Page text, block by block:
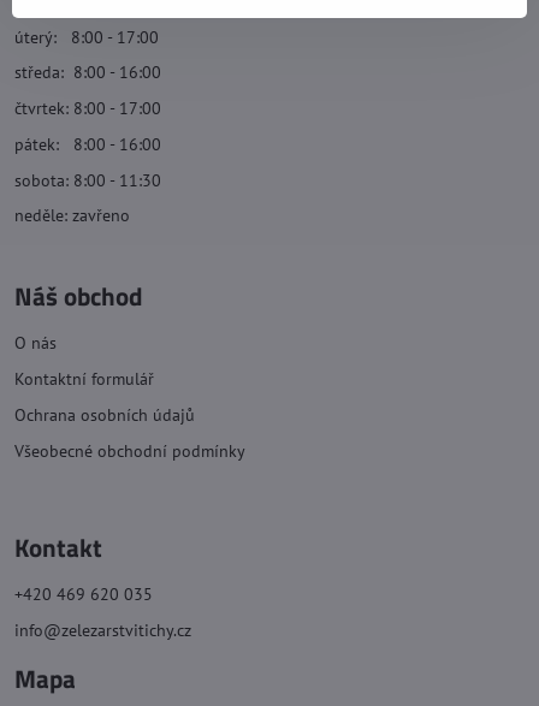
úterý: 8:00 - 17:00
středa: 8:00 - 16:00
čtvrtek: 8:00 - 17:00
pátek: 8:00 - 16:00
sobota: 8:00 - 11:30
neděle: zavřeno
Náš obchod
O nás
Kontaktní formulář
Ochrana osobních údajů
Všeobecné obchodní podmínky
Kontakt
+420 469 620 035
info@zelezarstvitichy.cz
Mapa